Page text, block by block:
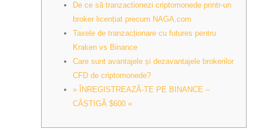
De ce să tranzactionezi criptomonede printr-un
broker licențiat precum NAGA.com
Taxele de tranzacționare cu futures pentru
Kraken vs Binance
Care sunt avantajele și dezavantajele brokerilor
CFD de criptomonede?
» ÎNREGISTREAZĂ-TE PE BINANCE –
CÂȘTIGĂ $600 «